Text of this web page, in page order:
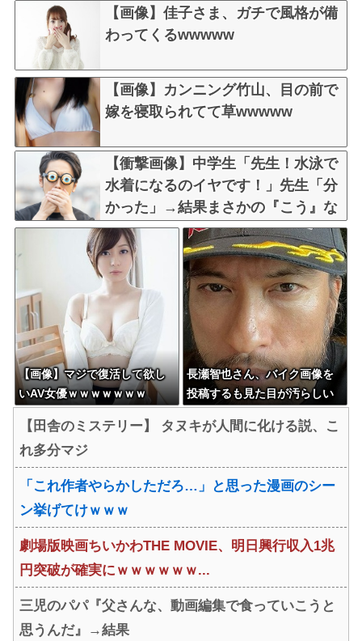
【画像】佳子さま、ガチで風格が備
わってくるwwwww
【画像】カンニング竹山、目の前で
嫁を寝取られてて草wwwww
【衝撃画像】中学生「先生！水泳で
水着になるのイヤです！」先生「分
かった」→結果まさかの『こう』な
ってしまうw w w w w w w
【画像】マジで復活して欲し
いAV女優ｗｗｗｗｗｗｗ
長瀬智也さん、バイク画像を
投稿するも見た目が汚らしい
判…謝罪
【田舎のミステリー】 タヌキが人間に化ける説、こ
れ多分マジ
「これ作者やらかしただろ…」と思った漫画のシー
ン挙げてけｗｗｗ
劇場版映画ちいかわTHE MOVIE、明日興行収入1兆
円突破が確実にｗｗｗｗｗｗ...
三児のパパ『父さんな、動画編集で食っていこうと
思うんだ』→結果